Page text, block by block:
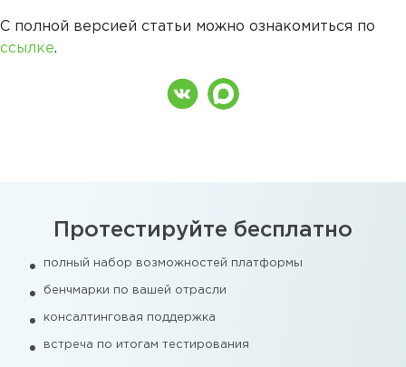
С полной версией статьи можно ознакомиться по
ссылке.
Протестируйте бесплатно
полный набор возможностей платформы
бенчмарки по вашей отрасли
консалтинговая поддержка
встреча по итогам тестирования